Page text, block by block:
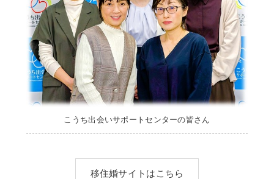
こうち出会いサポートセンターの皆さん
移住婚サイトはこちら